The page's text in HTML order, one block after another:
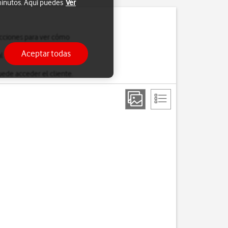
cliente.
Aquí puedes Ver
Aceptar todas